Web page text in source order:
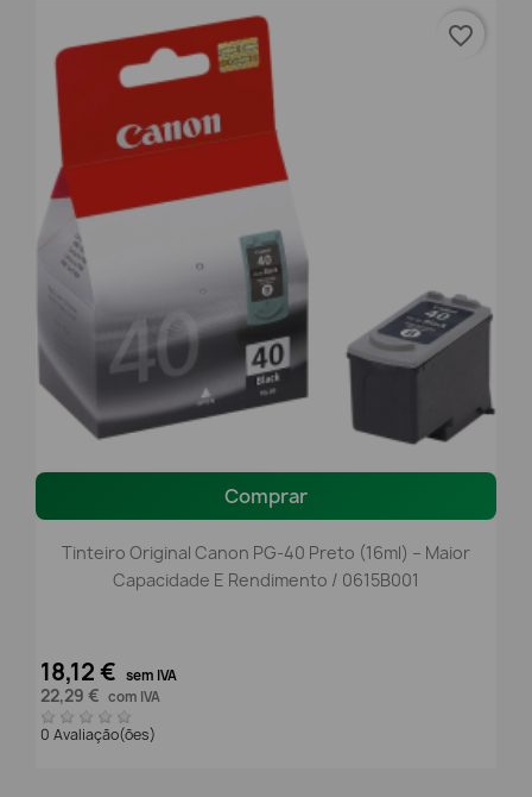
Comprar
Tinteiro Original Canon PG-40 Preto (16ml) – Maior
Capacidade E Rendimento / 0615B001
18,12 € sem IVA
22,29 € com IVA
0 Avaliação(ões)
favorite_border